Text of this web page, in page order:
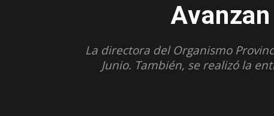
La directora del Organismo
Junio. También, se realizó la